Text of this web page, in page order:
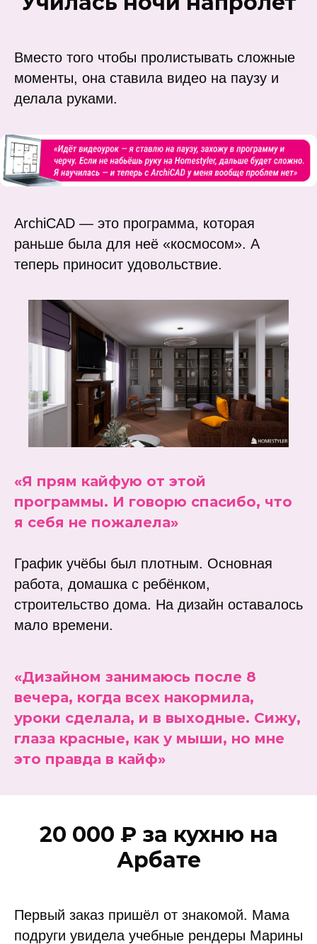
Вместо того чтобы пролистывать сложные
моменты, она ставила видео на паузу и
делала руками.
ArchiCAD — это программа, которая
раньше была для неё «космосом». А
теперь приносит удовольствие.
«Я прям кайфую от этой
программы. И говорю спасибо, что
я себя не пожалела»
График учёбы был плотным. Основная
работа, домашка с ребёнком,
строительство дома. На дизайн оставалось
мало времени.
«Дизайном занимаюсь после 8
вечера, когда всех накормила,
уроки сделала, и в выходные. Сижу,
глаза красные, как у мыши, но мне
это правда в кайф»
20 000 ₽ за кухню на
Арбате
Первый заказ пришёл от знакомой. Мама
подруги увидела учебные рендеры Марины